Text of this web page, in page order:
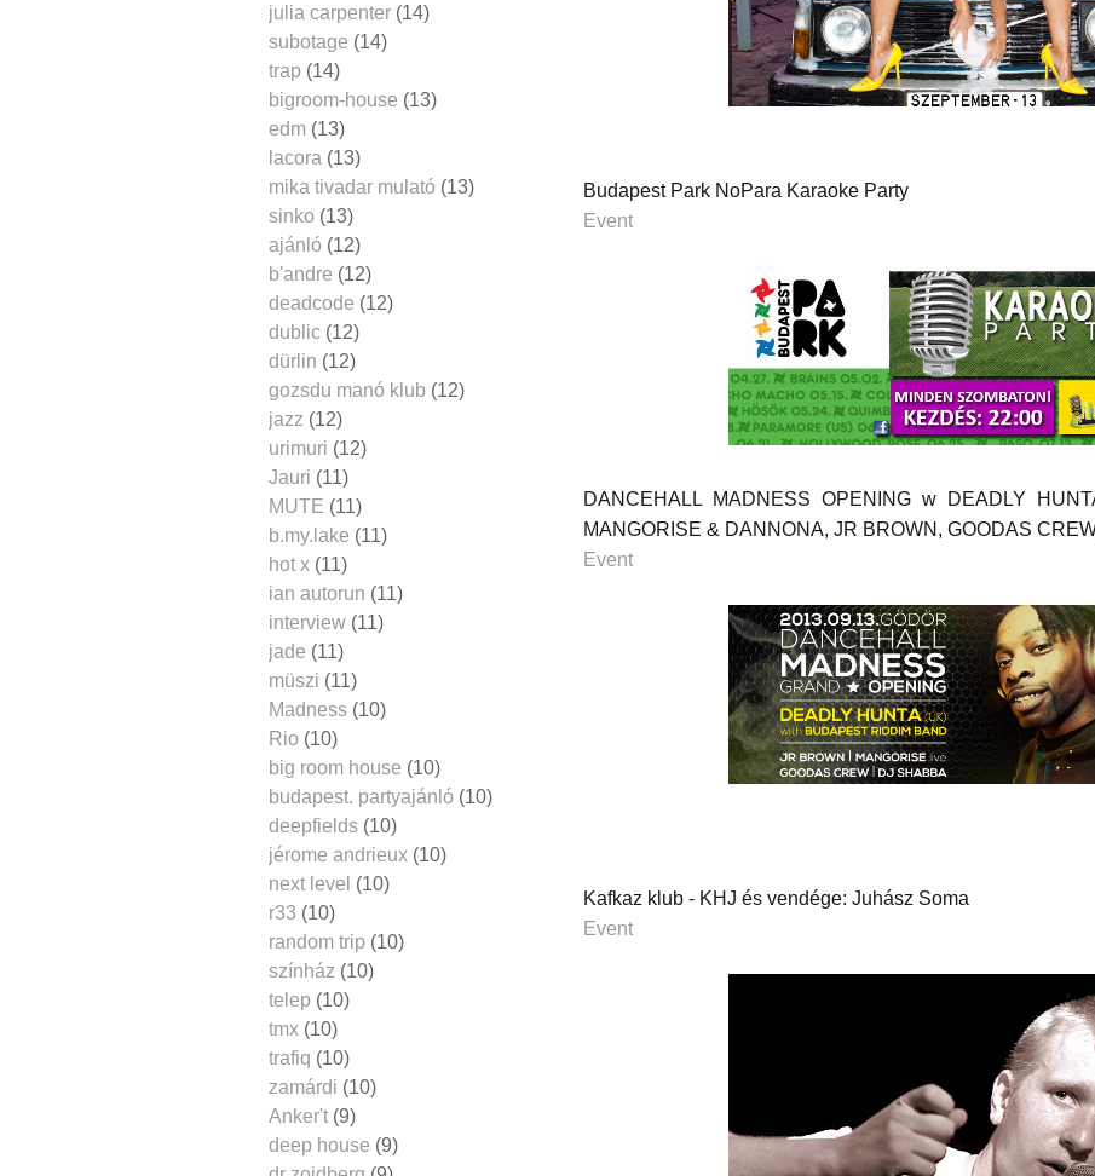
Budapest Park NoPara Karaoke Party
Event
DANCEHALL MADNESS OPENING w DEADLY
MANGORISE & DANNONA, JR BROWN, GOODAS
Event
Kafkaz klub - KHJ és vendége: Juhász Soma
Event
julia carpenter (14)
subotage (14)
trap (14)
bigroom-house (13)
edm (13)
lacora (13)
mika tivadar mulató (13)
sinko (13)
ajánló (12)
b'andre (12)
deadcode (12)
dublic (12)
dürlin (12)
gozsdu manó klub (12)
jazz (12)
urimuri (12)
Jauri (11)
MUTE (11)
b.my.lake (11)
hot x (11)
ian autorun (11)
interview (11)
jade (11)
müszi (11)
Madness (10)
Rio (10)
big room house (10)
budapest. partyajánló (10)
deepfields (10)
jérome andrieux (10)
next level (10)
r33 (10)
random trip (10)
színház (10)
telep (10)
tmx (10)
trafiq (10)
zamárdi (10)
Anker't (9)
deep house (9)